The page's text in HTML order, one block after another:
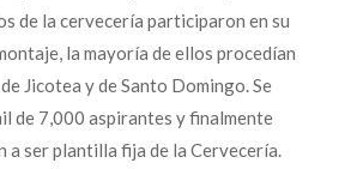
de la cervecería participaron en su
la mayoría de ellos procedían
Jicotea y de Santo Domingo. Se
de 7,000 aspirantes y finalmente
a ser plantilla fija de la Cervecería.